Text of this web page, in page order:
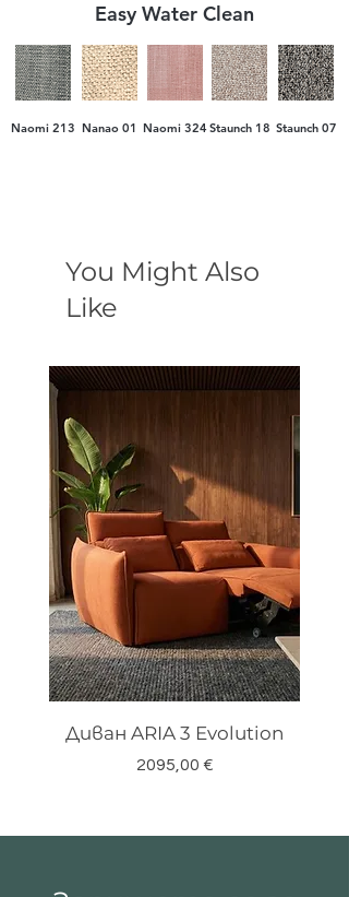
Easy Water Clean
Staunch 07
Staunch 18
Naomi 324
Nanao 01
Naomi 213
You Might Also
Like
Диван ARIA 3 Evolution
Цена
2095,00 €